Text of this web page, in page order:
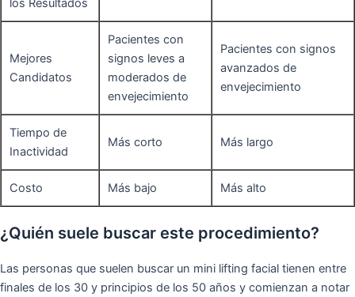
los Resultados
Mejores
Candidatos
Pacientes con
signos leves a
moderados de
envejecimiento
Pacientes con signos
avanzados de
envejecimiento
Tiempo de
Inactividad
Más corto Más largo
Costo Más bajo Más alto
¿Quién suele buscar este procedimiento?
Las personas que suelen buscar un mini lifting facial tienen entre
finales de los 30 y principios de los 50 años y comienzan a notar